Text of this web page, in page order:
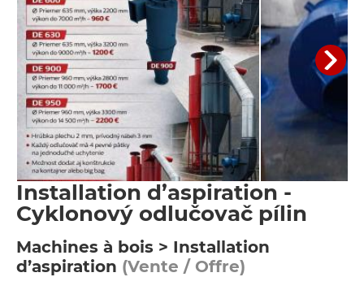
Installation d’aspiration -
Cyklonový odlučovač pílin
Machines à bois > Installation
d’aspiration (Vente / Offre)